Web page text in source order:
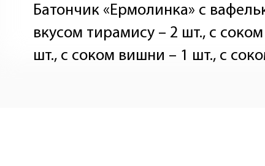
Батончик «Ермолинка» с
вкусом тирамису – 2 шт., с
шт., с соком вишни – 1 шт., с